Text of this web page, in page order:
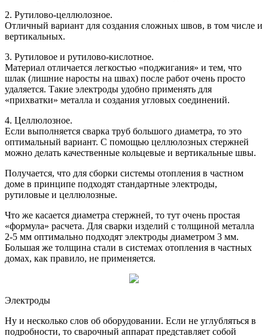
2. Рутилово-целлюлозное.
Отличный вариант для создания сложных швов, в том числе и
вертикальных.
3. Рутиловое и рутилово-кислотное.
Материал отличается легкостью «поджигания» и тем, что
шлак (лишние наросты на швах) после работ очень просто
удаляется. Такие электроды удобно применять для
«прихватки» металла и создания угловых соединений.
4. Целлюлозное.
Если выполняется сварка труб большого диаметра, то это
оптимальный вариант. С помощью целлюлозных стержней
можно делать качественные кольцевые и вертикальные швы.
Получается, что для сборки системы отопления в частном
доме в принципе подходят стандартные электроды,
рутиловые и целлюлозные.
Что же касается диаметра стержней, то тут очень простая
«формула» расчета. Для сварки изделий с толщиной металла
2-5 мм оптимально подходят электроды диаметром 3 мм.
Большая же толщина стали в системах отопления в частных
домах, как правило, не применяется.
Электроды
Ну и несколько слов об оборудовании. Если не углубляться в
подробности, то сварочный аппарат представляет собой